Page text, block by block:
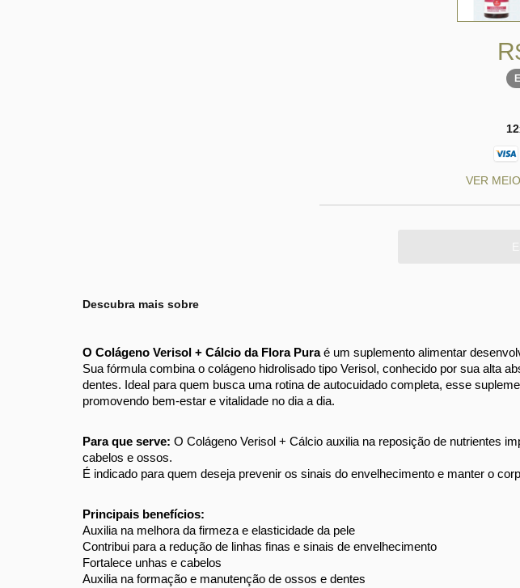
12
VER
Descubra mais sobre
O Colágeno Verisol + Cálcio da Flora Pura é um suplemento alimentar
Sua fórmula combina o colágeno hidrolisado tipo Verisol, conhecido por sua alta
dentes. Ideal para quem busca uma rotina de autocuidado completa, esse
promovendo bem-estar e vitalidade no dia a dia.
Para que serve: O Colágeno Verisol + Cálcio auxilia na reposição de nutrientes
cabelos e ossos.
É indicado para quem deseja prevenir os sinais do envelhecimento e manter o
Principais benefícios:
Auxilia na melhora da firmeza e elasticidade da pele
Contribui para a redução de linhas finas e sinais de envelhecimento
Fortalece unhas e cabelos
Auxilia na formação e manutenção de ossos e dentes